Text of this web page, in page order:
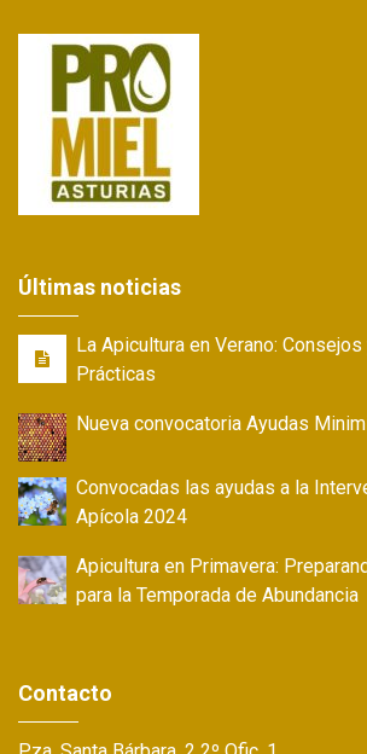
Últimas noticias
La Apicultura en Verano:
Prácticas
Nueva convocatoria Ayudas
Convocadas las ayudas a la
Apícola 2024
Apicultura en Primavera:
para la Temporada de Abundancia
Contacto